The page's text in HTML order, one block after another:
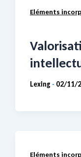
Eléments
Lexing - 02/11/
Eléments